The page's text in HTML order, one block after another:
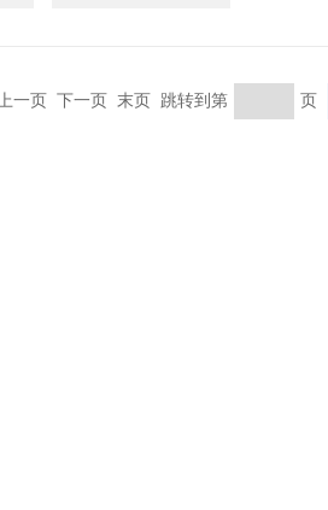
一页 下一页 末页 跳转到第 页